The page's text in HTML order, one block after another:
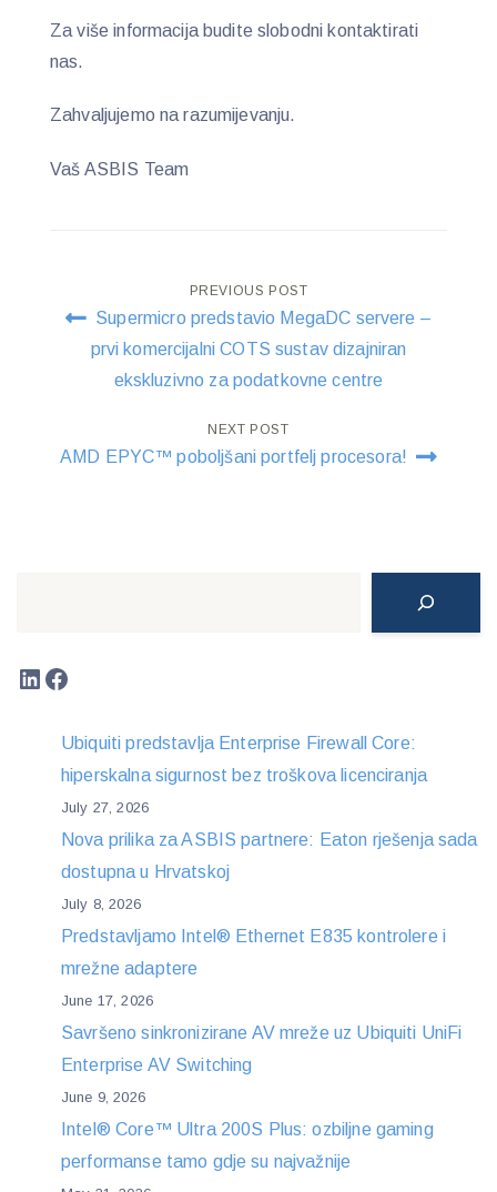
Za više informacija budite slobodni kontaktirati
nas.
Zahvaljujemo na razumijevanju.
Vaš ASBIS Team
Post
navigation
PREVIOUS POST
Supermicro predstavio MegaDC servere –
prvi komercijalni COTS sustav dizajniran
ekskluzivno za podatkovne centre
NEXT POST
AMD EPYC™ poboljšani portfelj procesora!
LinkedIn
Facebook
Ubiquiti predstavlja Enterprise Firewall Core:
hiperskalna sigurnost bez troškova licenciranja
July 27, 2026
Nova prilika za ASBIS partnere: Eaton rješenja sada
dostupna u Hrvatskoj
July 8, 2026
Predstavljamo Intel® Ethernet E835 kontrolere i
mrežne adaptere
June 17, 2026
Savršeno sinkronizirane AV mreže uz Ubiquiti UniFi
Enterprise AV Switching
June 9, 2026
Intel® Core™ Ultra 200S Plus: ozbiljne gaming
performanse tamo gdje su najvažnije